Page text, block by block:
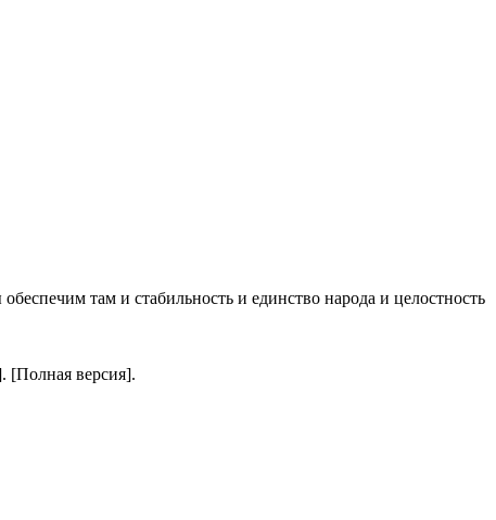
там и стабильность и единство народа и целостность
[Полная версия].